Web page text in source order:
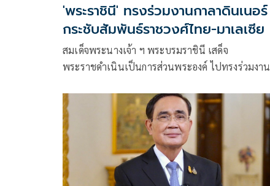
'พระราชินี' ทรงร่วมงานกาลาดินเนอร์
กระชับสัมพันธ์ราชวงศ์ไทย-มาเลเซีย
สมเด็จพระนางเจ้า ฯ พระบรมราชินี เสด็จ
พระราชดำเนินเป็นการส่วนพระองค์ ไปทรงร่วมงาน
2024